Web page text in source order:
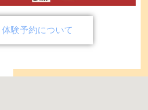
体験予約について